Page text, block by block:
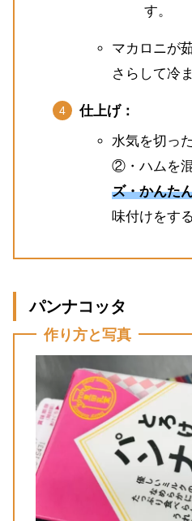
す。
マカロニが
さらして冷
仕上げ：
水気を切っ
②・ハムを混
ズ・かんた
味付けをす
パンナコッタ
作り方と写真